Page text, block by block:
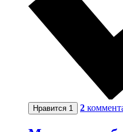
Нравится 1 2